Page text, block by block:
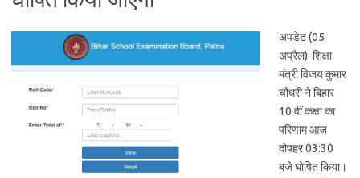
अपडेट (05
अप्रैल): शिक्षा
मंत्री विजय कुमार
चौधरी ने बिहार
10 वीं कक्षा का
परिणाम आज
दोपहर 03:30
बजे घोषित किया।